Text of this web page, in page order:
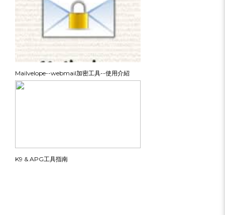
Mailvelope--webmail加密工具--使用介紹
K9 & APG工具指南